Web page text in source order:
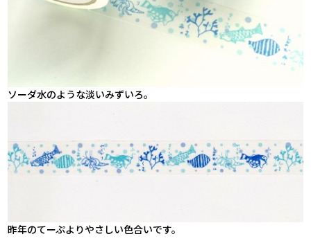
ソーダ水のような淡いみずいろ。
昨年のてーぷよりやさしい色合いです。